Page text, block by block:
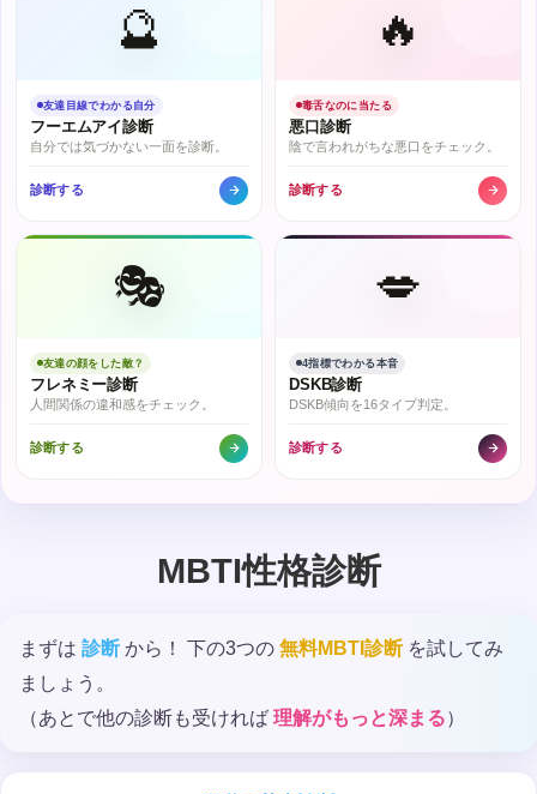
🔮
友達目線でわかる自分
フーエムアイ診断
自分では気づかない一面を診断。
診断する
🔥
毒舌なのに当たる
悪口診断
陰で言われがちな悪口をチェック。
診断する
🎭
友達の顔をした敵？
フレネミー診断
人間関係の違和感をチェック。
診断する
💋
4指標でわかる本音
DSKB診断
DSKB傾向を16タイプ判定。
診断する
MBTI性格診断
まずは 診断 から！ 下の3つの 無料MBTI診断を試してみ
ましょう。
（あとで他の診断も受ければ 理解がもっと深まる）